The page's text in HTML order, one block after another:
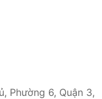
Phường 6, Quận 3,